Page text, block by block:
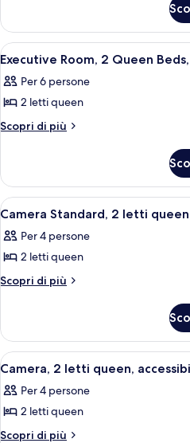
1
King
Bed,
Non
Smoking
Room,
King
Non
Smoking
Apri
tutte
le
foto
per
2
Queen
Beds,
Non
Smoking
2
Executive Room, 2 Queen
Per 6 persone
2 letti queen
Scopri di più
Altri
Room,
Queen
Non
Smoking
Apri
tutte
le
foto
per
2
letti
queen,
non
fumatori
2
Camera Standard, 2 letti
Per 4 persone
2 letti queen
Scopri di più
Altri
Standard,
letti
non
fumatori
Apri
tutte
le
foto
per
1
Camera, 2 letti queen,
Per 4 persone
2 letti queen
Scopri di più
Altri